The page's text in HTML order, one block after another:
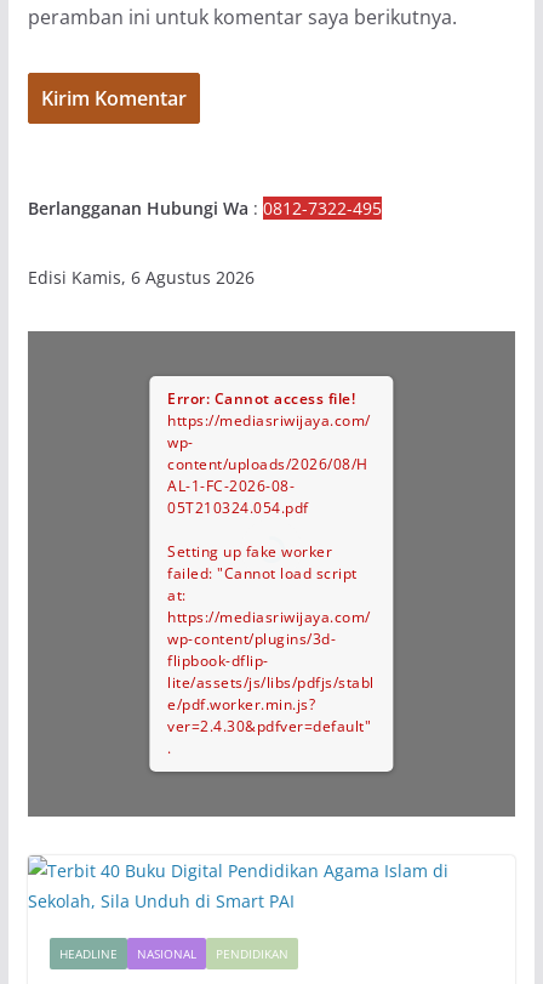
peramban ini untuk komentar saya berikutnya.
Berlangganan Hubungi Wa : 0812-7322-495
Edisi Kamis, 6 Agustus 2026
Error: Cannot access file!
https://mediasriwijaya.com/
wp-
content/uploads/2026/08/H
AL-1-FC-2026-08-
05T210324.054.pdf
Setting up fake worker
failed: "Cannot load script
at:
https://mediasriwijaya.com/
wp-content/plugins/3d-
flipbook-dflip-
lite/assets/js/libs/pdfjs/stabl
e/pdf.worker.min.js?
ver=2.4.30&pdfver=default"
.
HEADLINE NASIONAL PENDIDIKAN